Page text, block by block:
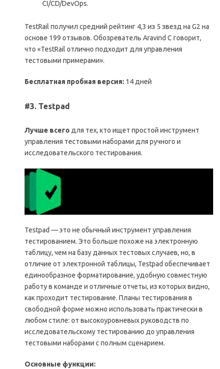
CI/CD/DevOps.
TestRail получил средний рейтинг 4,3 из 5 звезд на G2 на
основе 199 отзывов. Обозреватель Aravind C говорит,
что «TestRail отлично подходит для управления
тестовыми примерами».
Бесплатная пробная версия: 14 дней
#3. Testpad
Лучше всего для тех, кто ищет простой инструмент
управления тестовыми наборами для ручного и
исследовательского тестирования.
Testpad — это не обычный инструмент управления
тестированием. Это больше похоже на электронную
таблицу, чем на базу данных тестовых случаев, но, в
отличие от электронной таблицы, Testpad обеспечивает
единообразное форматирование, удобную совместную
работу в команде и отличные отчеты, из которых видно,
как проходит тестирование. Планы тестирования в
свободной форме можно использовать практически в
любом стиле: от высокоуровневых руководств по
исследовательскому тестированию до управления
тестовыми наборами с полным сценарием.
Основные функции: